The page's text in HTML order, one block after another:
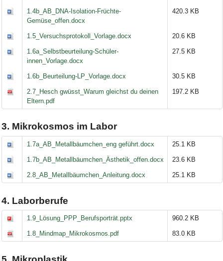
1.4b_AB_DNA-Isolation-Früchte-
Gemüse_offen.docx
420.3 KB
1.5_Versuchsprotokoll_Vorlage.docx 20.6 KB
1.6a_Selbstbeurteilung-Schüler-
innen_Vorlage.docx
27.5 KB
1.6b_Beurteilung-LP_Vorlage.docx 30.5 KB
2.7_Hesch gwüsst_Warum gleichst du deinen
Eltern.pdf
197.2 KB
3. Mikrokosmos im Labor
1.7a_AB_Metallbäumchen_eng geführt.docx 25.1 KB
1.7b_AB_Metallbäumchen_Ästhetik_offen.docx 23.6 KB
2.8_AB_Metallbäumchen_Anleitung.docx 25.1 KB
4. Laborberufe
1.9_Lösung_PPP_Berufsporträt.pptx 960.2 KB
1.8_Mindmap_Mikrokosmos.pdf 83.0 KB